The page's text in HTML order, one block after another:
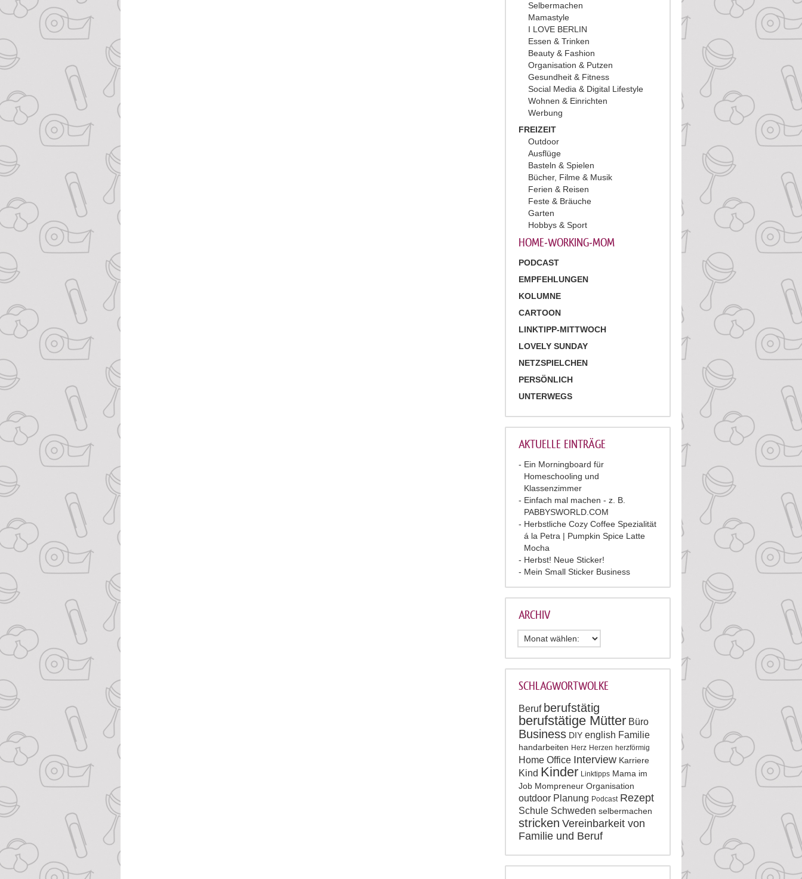
Selbermachen
Mamastyle
I LOVE BERLIN
Essen & Trinken
Beauty & Fashion
Organisation & Putzen
Gesundheit & Fitness
Social Media & Digital Lifestyle
Wohnen & Einrichten
Werbung
FREIZEIT
Outdoor
Ausflüge
Basteln & Spielen
Bücher, Filme & Musik
Ferien & Reisen
Feste & Bräuche
Garten
Hobbys & Sport
HOME-WORKING-MOM
PODCAST
EMPFEHLUNGEN
KOLUMNE
CARTOON
LINKTIPP-MITTWOCH
LOVELY SUNDAY
NETZSPIELCHEN
PERSÖNLICH
UNTERWEGS
AKTUELLE EINTRÄGE
Ein Morningboard für
Homeschooling und
Klassenzimmer
Einfach mal machen - z. B.
PABBYSWORLD.COM
Herbstliche Cozy Coffee Spezialität
á la Petra | Pumpkin Spice Latte
Mocha
Herbst! Neue Sticker!
Mein Small Sticker Business
ARCHIV
SCHLAGWORTWOLKE
Beruf berufstätig
berufstätige Mütter Büro
Business DIY english Familie
handarbeiten Herz Herzen herzförmig
Home Office Interview Karriere
Kind Kinder Linktipps Mama im
Job Mompreneur Organisation
outdoor Planung Podcast Rezept
Schule Schweden selbermachen
stricken Vereinbarkeit von
Familie und Beruf